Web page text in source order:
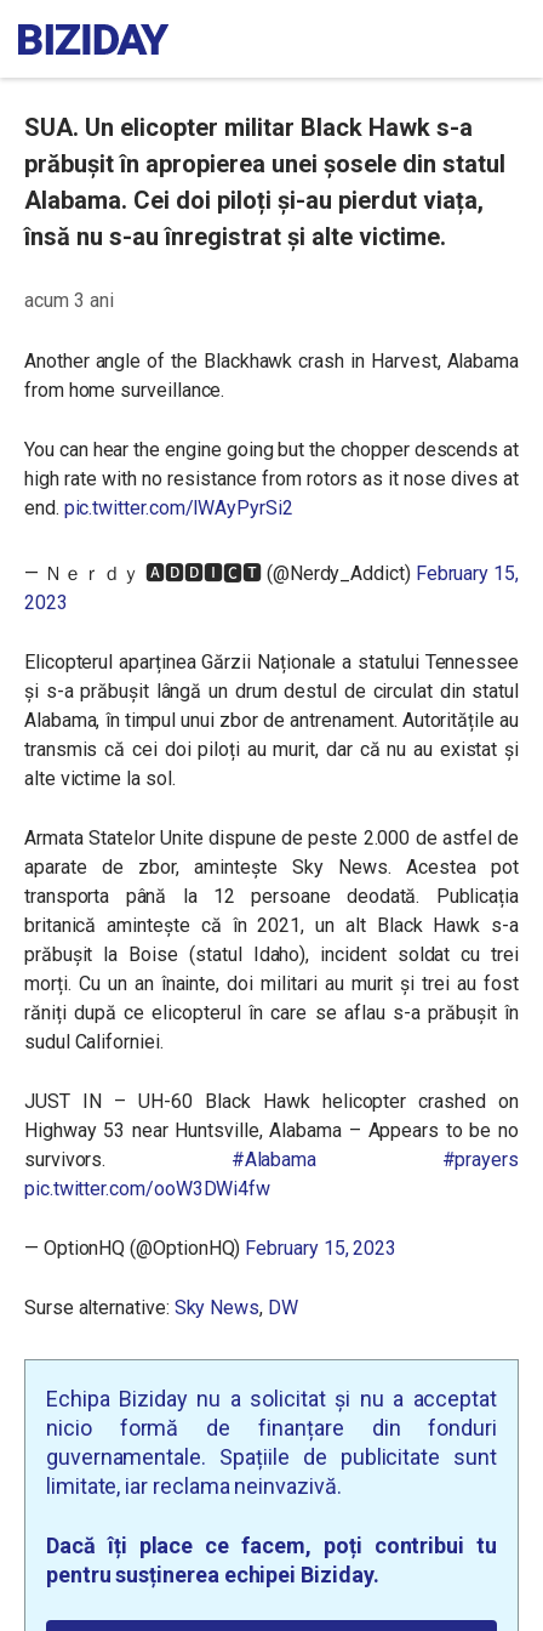
SUA. Un elicopter militar Black Hawk s-a
prăbușit în apropierea unei șosele din statul
Alabama. Cei doi piloți și-au pierdut viața,
însă nu s-au înregistrat și alte victime.
acum 3 ani
Another angle of the Blackhawk crash in Harvest, Alabama
from home surveillance.
You can hear the engine going but the chopper descends at
high rate with no resistance from rotors as it nose dives at
end. pic.twitter.com/lWAyPyrSi2
— Ｎｅｒｄｙ 🅰🅳🅳🅸🅲🆃 (@Nerdy_Addict) February 15,
2023
Elicopterul aparținea Gărzii Naționale a statului Tennessee
și s-a prăbușit lângă un drum destul de circulat din statul
Alabama, în timpul unui zbor de antrenament. Autoritățile au
transmis că cei doi piloți au murit, dar că nu au existat și
alte victime la sol.
Armata Statelor Unite dispune de peste 2.000 de astfel de
aparate de zbor, amintește Sky News. Acestea pot
transporta până la 12 persoane deodată. Publicația
britanică amintește că în 2021, un alt Black Hawk s-a
prăbușit la Boise (statul Idaho), incident soldat cu trei
morți. Cu un an înainte, doi militari au murit și trei au fost
răniți după ce elicopterul în care se aflau s-a prăbușit în
sudul Californiei.
JUST IN – UH-60 Black Hawk helicopter crashed on
Highway 53 near Huntsville, Alabama – Appears to be no
survivors. #Alabama
#prayers
pic.twitter.com/ooW3DWi4fw
— OptionHQ (@OptionHQ) February 15, 2023
Surse alternative: Sky News, DW
Echipa Biziday nu a solicitat și nu a acceptat
nicio formă de finanțare din fonduri
guvernamentale. Spațiile de publicitate sunt
limitate, iar reclama neinvazivă.
Dacă îți place ce facem, poți contribui tu
pentru susținerea echipei Biziday.